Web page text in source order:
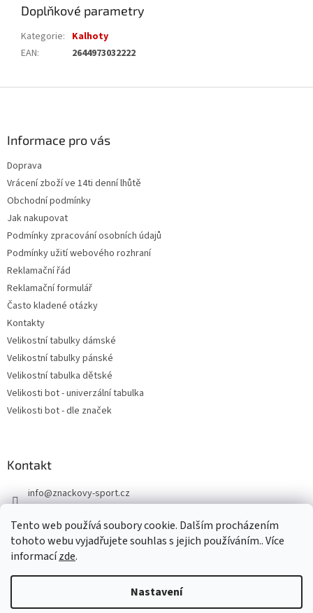
Tento web používá soubory cookie. Dalším procházením
tohoto webu vyjadřujete souhlas s jejich používáním.. Více
informacízde.
Nastavení
Doplňkové parametry
Kategorie: Kalhoty
EAN: 2644973032222
Informace pro vás
Doprava
Vrácení zboží ve 14ti denní lhůtě
Obchodní podmínky
Jak nakupovat
Podmínky zpracování osobních údajů
Podmínky užití webového rozhraní
Reklamační řád
Reklamační formulář
Často kladené otázky
Kontakty
Velikostní tabulky dámské
Velikostní tabulky pánské
Velikostní tabulka dětské
Velikosti bot - univerzální tabulka
Velikosti bot - dle značek
Kontakt
info@znackovy-sport.cz
Vytvořil Shoptet